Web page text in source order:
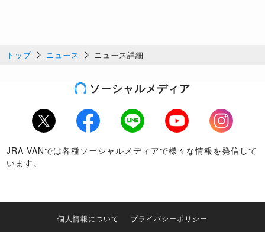
トップ ニュース ニュース詳細
ソーシャルメディア
Twitter Facebook LINE Youtube
Instagram
JRA-VANでは各種ソーシャルメディアで様々な情報を発信して
います。
個人情報について プライバシーポリシー